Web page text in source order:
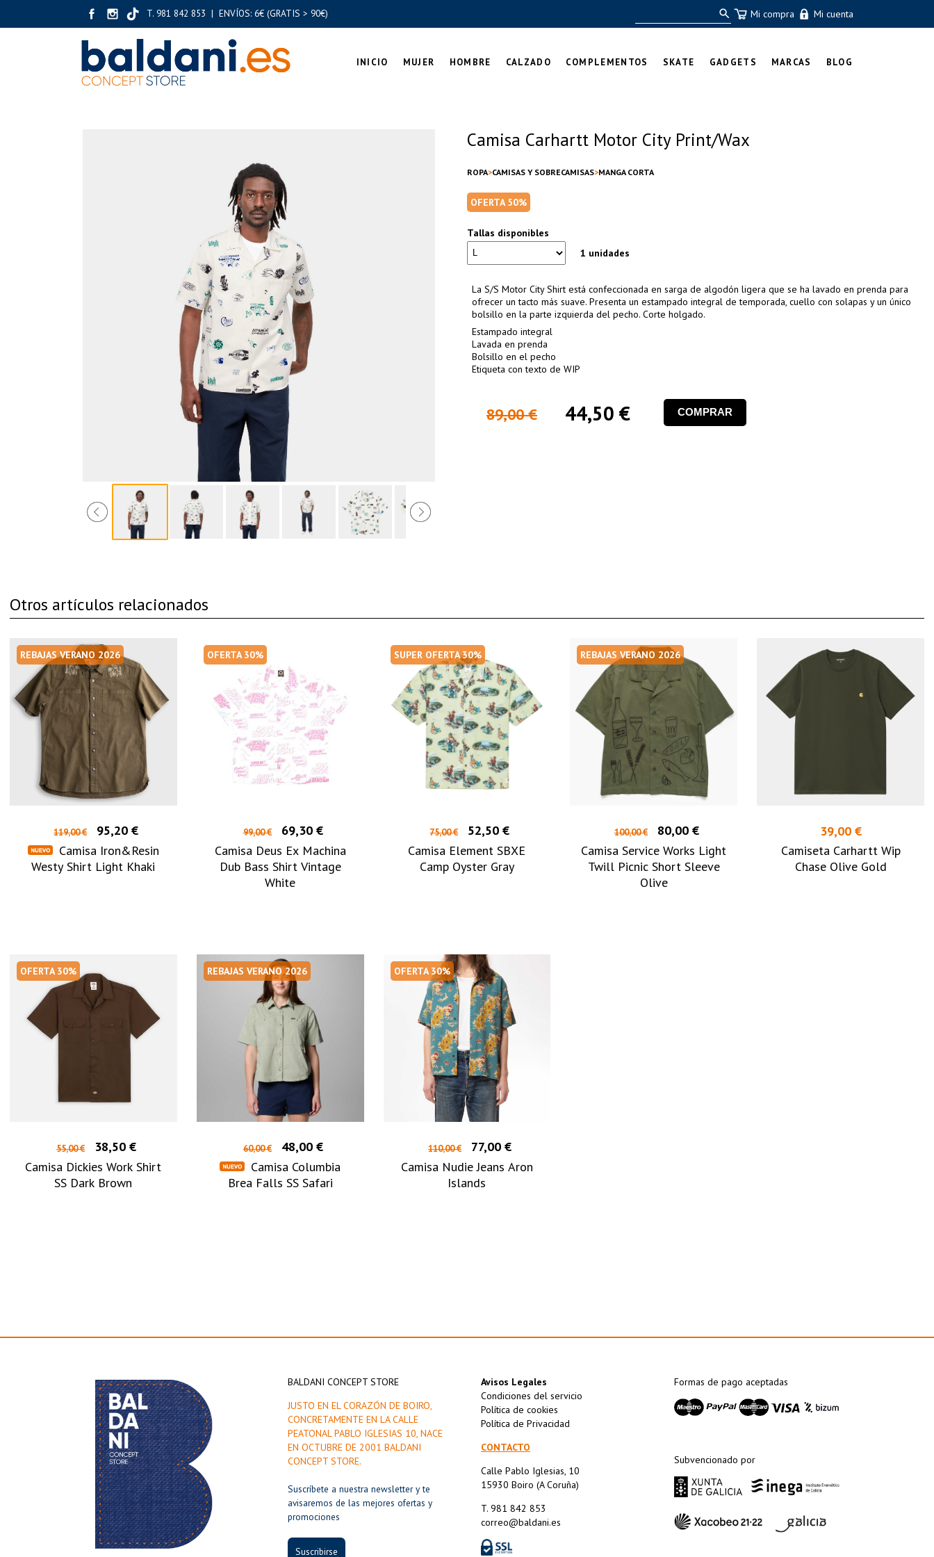
T. 981 842 853 | ENVÍOS: 6€ (GRATIS > 90€) Mi compra Mi cuenta
INICIO MUJER HOMBRE CALZADO COMPLEMENTOS SKATE GADGETS MARCAS BLOG
Camisa Carhartt Motor City Print/Wax
ROPA CAMISAS Y SOBRECAMISAS MANGA CORTA
OFERTA 50%
Tallas disponibles
1 unidades
La S/S Motor City Shirt está confeccionada en sarga de algodón ligera que se ha lavado en prenda para
ofrecer un tacto más suave. Presenta un estampado integral de temporada, cuello con solapas y un único
bolsillo en la parte izquierda del pecho. Corte holgado.
Estampado integral
Lavada en prenda
Bolsillo en el pecho
Etiqueta con texto de WIP
89,00 € 44,50 € COMPRAR
Otros artículos relacionados
REBAJAS VERANO 2026
119,00 €
95,20 €
Camisa Iron&Resin
Westy Shirt Light Khaki
OFERTA 30%
99,00 €
69,30 €
Camisa Deus Ex Machina
Dub Bass Shirt Vintage
White
SUPER OFERTA 30%
75,00 €
52,50 €
Camisa Element SBXE
Camp Oyster Gray
REBAJAS VERANO 2026
100,00 €
80,00 €
Camisa Service Works Light
Twill Picnic Short Sleeve
Olive
39,00 €
Camiseta Carhartt Wip
Chase Olive Gold
OFERTA 30%
55,00 €
38,50 €
Camisa Dickies Work Shirt
SS Dark Brown
REBAJAS VERANO 2026
60,00 €
48,00 €
Camisa Columbia
Brea Falls SS Safari
OFERTA 30%
110,00 €
77,00 €
Camisa Nudie Jeans Aron
Islands
BALDANI CONCEPT STORE
JUSTO EN EL CORAZÓN DE BOIRO,
CONCRETAMENTE EN LA CALLE
PEATONAL PABLO IGLESIAS 10, NACE
EN OCTUBRE DE 2001 BALDANI
CONCEPT STORE.
Suscríbete a nuestra newsletter y te
avisaremos de las mejores ofertas y
promociones
Suscribirse
Avisos Legales
Condiciones del servicio
Política de cookies
Política de Privacidad
CONTACTO
Calle Pablo Iglesias, 10
15930 Boiro (A Coruña)
T. 981 842 853
correo@baldani.es
Formas de pago aceptadas
Subvencionado por